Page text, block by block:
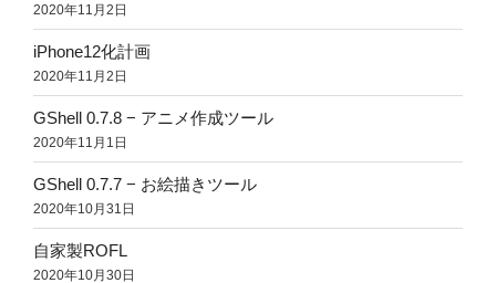
2020年11月2日
iPhone12化計画
2020年11月2日
GShell 0.7.8 − アニメ作成ツール
2020年11月1日
GShell 0.7.7 − お絵描きツール
2020年10月31日
自家製ROFL
2020年10月30日